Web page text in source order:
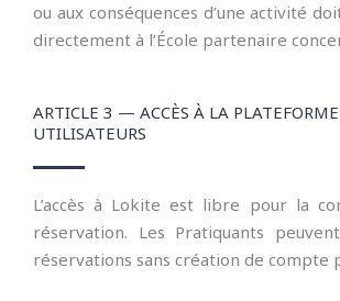
ou aux conséquences d’une activité
directement à l’École partenaire
ARTICLE 3 — ACCÈS À LA
UTILISATEURS
L’accès à Lokite est libre pour la
réservation. Les Pratiquants
réservations sans création de compte